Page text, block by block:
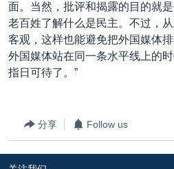
面。当然，批评和揭露的目的就
老百姓了解什么是民主。不过，
客观，这样也能避免把外国媒体
外国媒体站在同一条水平线上的
指日可待了。”
分享 Follow us